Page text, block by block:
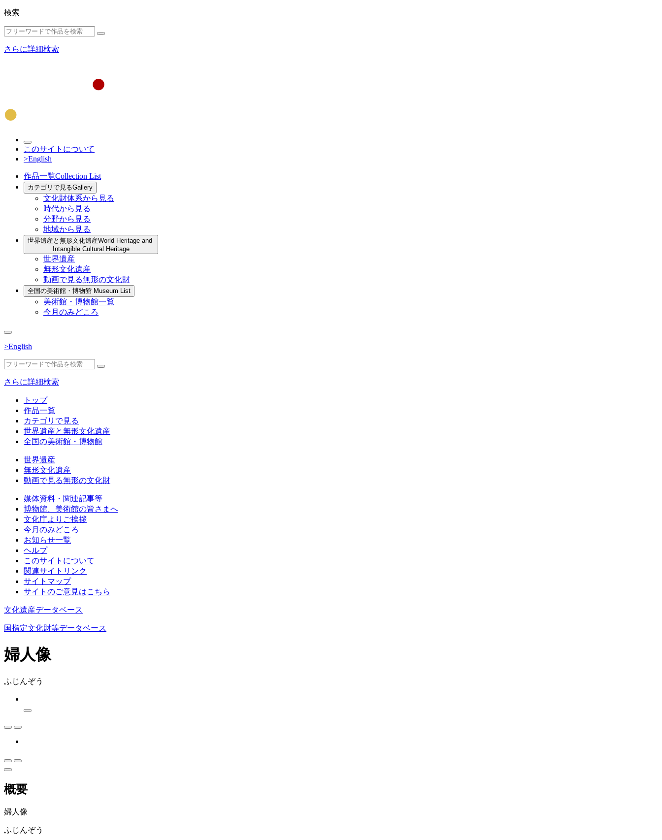
検索
さらに詳細検索
このサイトについて
>English
作品一覧Collection List
カテゴリで見るGallery
文化財体系から見る
時代から見る
分野から見る
地域から見る
世界遺産と無形文化遺産World Heritage and
Intangible Cultural Heritage
世界遺産
無形文化遺産
動画で見る無形の文化財
全国の美術館・博物館 Museum List
美術館・博物館一覧
今月のみどころ
>English
さらに詳細検索
トップ
作品一覧
カテゴリで見る
世界遺産と無形文化遺産
全国の美術館・博物館
世界遺産
無形文化遺産
動画で見る無形の文化財
媒体資料・関連記事等
博物館、美術館の皆さまへ
文化庁よりご挨拶
今月のみどころ
お知らせ一覧
ヘルプ
このサイトについて
関連サイトリンク
サイトマップ
サイトのご意見はこちら
文化遺産データベース
国指定文化財等データベース
婦人像
ふじんぞう
概要
婦人像
ふじんぞう